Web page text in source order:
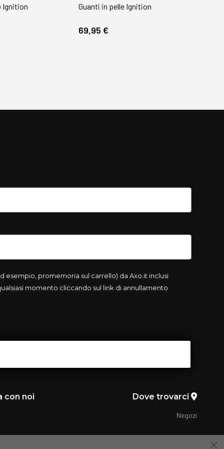
Ignition Guanti in pelle Ignition
69,95 €
promemoria sul carrello) da Axo.it inclusi
momento cliccando sul link di annullamento
con noi Dove trovarci
Negozi